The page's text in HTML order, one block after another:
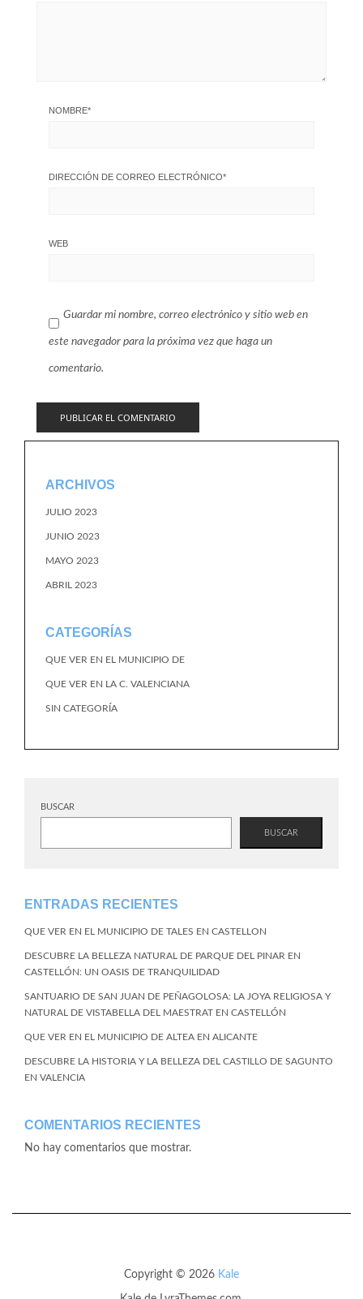
NOMBRE*
DIRECCIÓN DE CORREO ELECTRÓNICO*
WEB
Guardar mi nombre, correo electrónico y sitio web en
este navegador para la próxima vez que haga un
comentario.
ARCHIVOS
JULIO 2023
JUNIO 2023
MAYO 2023
ABRIL 2023
CATEGORÍAS
QUE VER EN EL MUNICIPIO DE
QUE VER EN LA C. VALENCIANA
SIN CATEGORÍA
BUSCAR
BUSCAR
ENTRADAS RECIENTES
QUE VER EN EL MUNICIPIO DE TALES EN CASTELLON
DESCUBRE LA BELLEZA NATURAL DE PARQUE DEL PINAR EN
CASTELLÓN: UN OASIS DE TRANQUILIDAD
SANTUARIO DE SAN JUAN DE PEÑAGOLOSA: LA JOYA RELIGIOSA Y
NATURAL DE VISTABELLA DEL MAESTRAT EN CASTELLÓN
QUE VER EN EL MUNICIPIO DE ALTEA EN ALICANTE
DESCUBRE LA HISTORIA Y LA BELLEZA DEL CASTILLO DE SAGUNTO
EN VALENCIA
COMENTARIOS RECIENTES
No hay comentarios que mostrar.
Copyright © 2026 Kale